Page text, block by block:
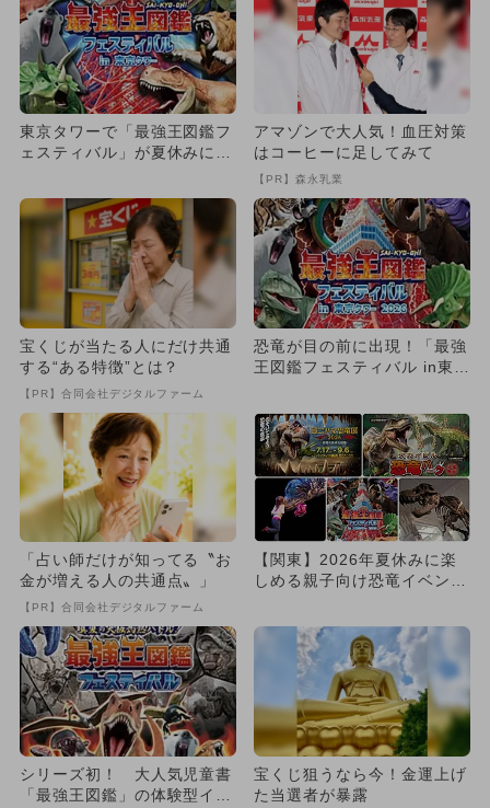
東京タワーで「最強王図鑑フ
ェスティバル」が夏休みに開
も
アマゾンで大人気！血圧対策
はコーヒーに足してみて
【PR】森永乳業
宝くじが当たる人にだけ共通
する“ある特徴”とは？
【PR】合同会社デジタルファーム
恐竜が目の前に出現！「最強
王図鑑フェスティバル in東京
「占い師だけが知ってる〝お
金が増える人の共通点〟」
【PR】合同会社デジタルファーム
【関東】2026年夏休みに楽
しめる親子向け恐竜イベント
験...
シリーズ初！ 大人気児童書
「最強王図鑑」の体験型イベ
宝くじ狙うなら今！金運上げ
た当選者が暴露